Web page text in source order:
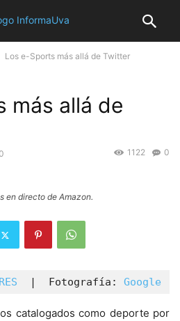
Los e-Sports más allá de Twitter
más allá de
0
1122
en directo de Amazon.
|  Fotografía: Google
catalogados como deporte por